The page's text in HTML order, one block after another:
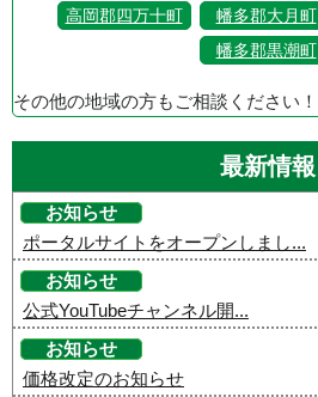
高岡郡四万十町
幡多郡大月町
幡多郡黒潮町
その他の地域の方もご相談ください！
最新情報
お知らせ
ポータルサイトをオープンしまし...
お知らせ
公式YouTubeチャンネル開...
お知らせ
価格改定のお知らせ